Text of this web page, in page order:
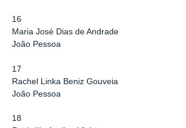
16
Maria José Dias de Andrade
João Pessoa
17
Rachel Linka Beniz Gouveia
João Pessoa
18